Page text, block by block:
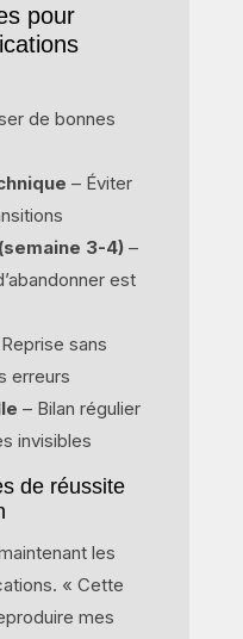
pour
de bonnes
– Éviter
3-4)–
est
sans
erreurs
– Bilan régulier
invisibles
de réussite
les
« Cette
mes